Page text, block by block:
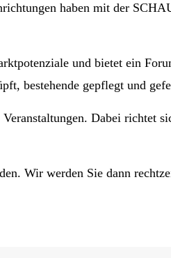
haben mit der
und bietet ein
bestehende gepflegt und
Dabei richtet
Wir werden Sie dann